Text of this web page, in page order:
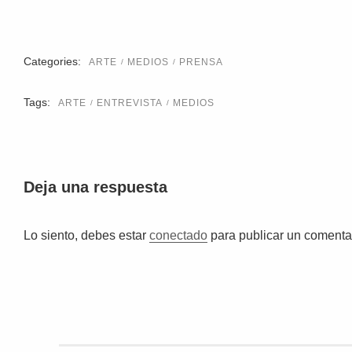
Categories: ARTE MEDIOS PRENSA
Tags: ARTE ENTREVISTA MEDIOS
Deja una respuesta
Lo siento, debes estar conectado para publicar un